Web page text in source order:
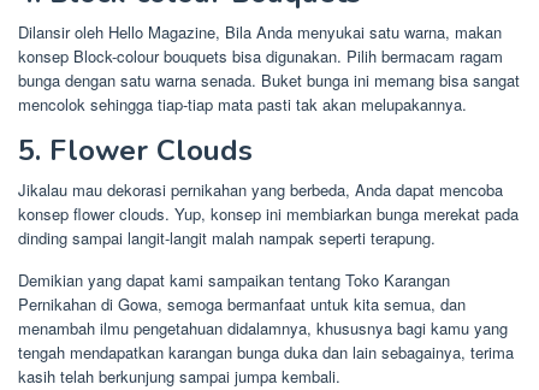
Dilansir oleh Hello Magazine, Bila Anda menyukai satu warna, makan
konsep Block-colour bouquets bisa digunakan. Pilih bermacam ragam
bunga dengan satu warna senada. Buket bunga ini memang bisa sangat
mencolok sehingga tiap-tiap mata pasti tak akan melupakannya.
5. Flower Clouds
Jikalau mau dekorasi pernikahan yang berbeda, Anda dapat mencoba
konsep flower clouds. Yup, konsep ini membiarkan bunga merekat pada
dinding sampai langit-langit malah nampak seperti terapung.
Demikian yang dapat kami sampaikan tentang Toko Karangan
Pernikahan di Gowa, semoga bermanfaat untuk kita semua, dan
menambah ilmu pengetahuan didalamnya, khususnya bagi kamu yang
tengah mendapatkan karangan bunga duka dan lain sebagainya, terima
kasih telah berkunjung sampai jumpa kembali.